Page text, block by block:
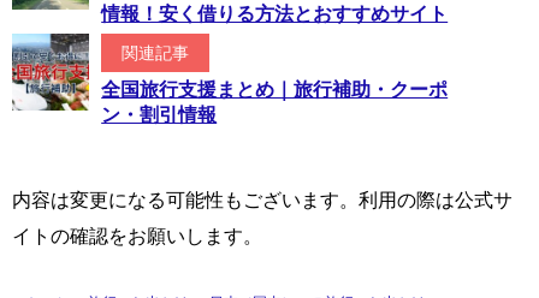
情報！安く借りる方法とおすすめサイト
関連記事
全国旅行支援まとめ｜旅行補助・クーポ
ン・割引情報
内容は変更になる可能性もございます。利用の際は公式サ
イトの確認をお願いします。